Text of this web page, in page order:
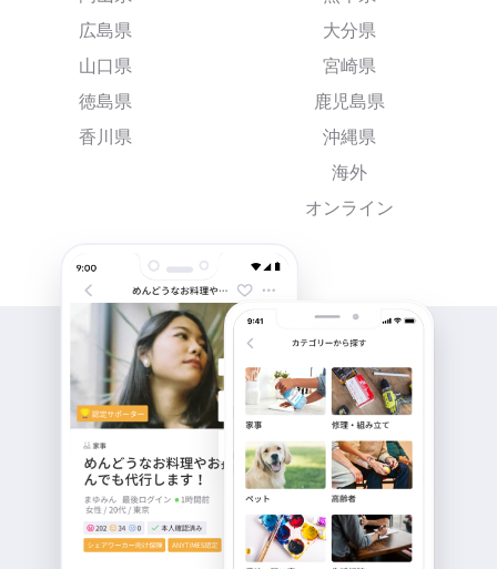
広島県
山口県
徳島県
香川県
大分県
宮崎県
鹿児島県
沖縄県
海外
オンライン